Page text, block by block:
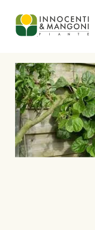
Skip to main content